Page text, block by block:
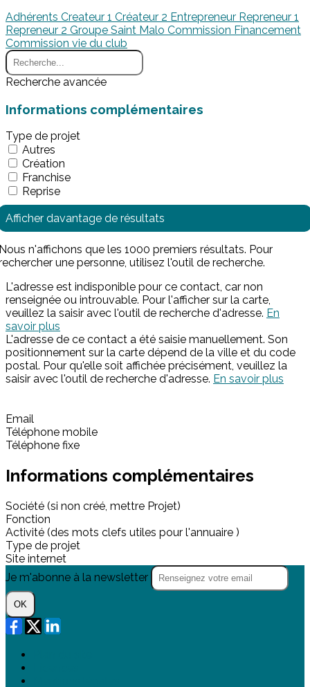
Adhérents Createur 1 Créateur 2 Entrepreneur Repreneur 1
Repreneur 2 Groupe Saint Malo Commission Financement
Commission vie du club
Recherche avancée
Informations complémentaires
Type de projet
Autres
Création
Franchise
Reprise
Afficher davantage de résultats
n'affichons que les 1000 premiers résultats. Pour
une personne, utilisez l'outil de recherche.
L'adresse est indisponible pour ce contact, car non
renseignée ou introuvable. Pour l'afficher sur la carte,
veuillez la saisir avec l'outil de recherche d'adresse. En
savoir plus
L'adresse de ce contact a été saisie manuellement. Son
positionnement sur la carte dépend de la ville et du code
postal. Pour qu'elle soit affichée précisément, veuillez la
saisir avec l'outil de recherche d'adresse. En savoir plus
Email
Téléphone mobile
Téléphone fixe
Informations complémentaires
Société (si non créé, mettre Projet)
Fonction
Activité (des mots clefs utiles pour l'annuaire )
Type de projet
Site internet
Je m'abonne à la newsletter
OK